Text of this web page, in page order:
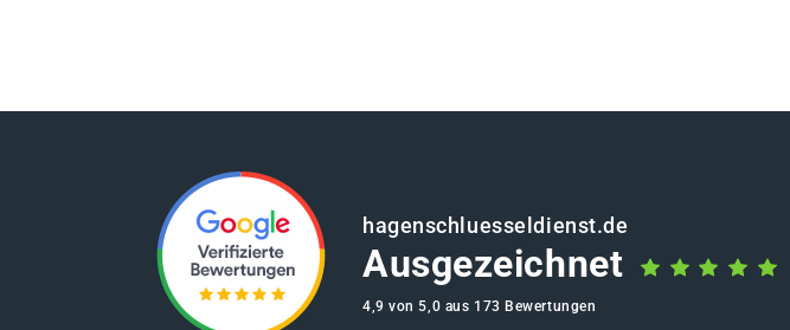
hagenschluesseldienst.de
Ausgezeichnet
4,9 von 5,0 aus 173 Bewertungen